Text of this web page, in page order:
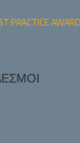
PRACTICE